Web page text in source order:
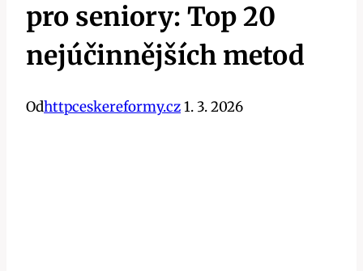
pro seniory: Top 20
nejúčinnějších metod
Odhttpceskereformy.cz1. 3. 2026